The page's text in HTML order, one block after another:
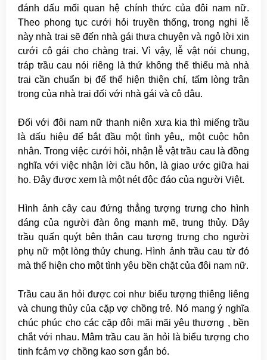
đánh dấu mối quan hệ chính thức của đôi nam nữ.
Theo phong tục cưới hỏi truyền thống, trong nghi lễ
này nhà trai sẽ đến nhà gái thưa chuyện và ngỏ lời xin
cưới cô gái cho chàng trai. Vì vậy, lễ vật nói chung,
tráp trầu cau nói riêng là thứ không thể thiếu mà nhà
trai cần chuẩn bị để thể hiện thiện chí, tấm lòng trân
trọng của nhà trai đối với nhà gái và cô dâu.
Đối với đôi nam nữ thanh niên xưa kia thì miếng trầu
là dấu hiệu để bắt đầu một tình yêu,, một cuộc hôn
nhân. Trong việc cưới hỏi, nhận lễ vật trầu cau là đồng
nghĩa với việc nhận lời cầu hôn, là giao ước giữa hai
họ. Đây được xem là một nét độc đáo của người Việt.
Hình ảnh cây cau đứng thẳng tượng trưng cho hình
dáng của người đàn ông mạnh mẽ, trung thủy. Dây
trầu quấn quýt bên thân cau tượng trưng cho người
phụ nữ một lòng thủy chung. Hình ảnh trầu cau từ đó
mà thể hiện cho một tình yêu bền chặt của đôi nam nữ.
Trầu cau ăn hỏi được coi như biểu tượng thiêng liêng
và chung thủy của cặp vợ chồng trẻ. Nó mang ý nghĩa
chúc phúc cho các cặp đôi mãi mãi yêu thương , bền
chắt với nhau. Mâm trầu cau ăn hỏi là biểu tượng cho
tinh fcảm vợ chồng kao sơn gắn bó.